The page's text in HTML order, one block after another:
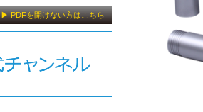
▶ PDFを開けない方はこちら